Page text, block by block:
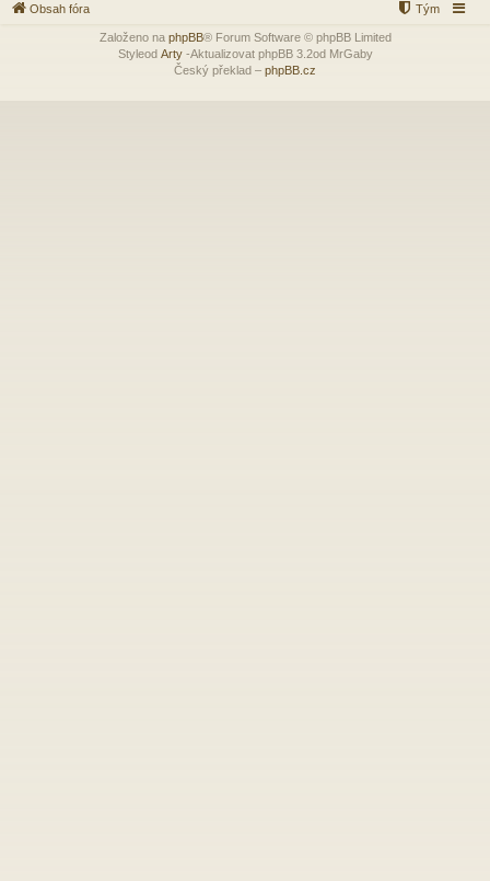
Obsah fóra Tým
Založeno na phpBB® Forum Software © phpBB Limited
Styleod Arty-Aktualizovat phpBB 3.2od MrGaby
Český překlad – phpBB.cz